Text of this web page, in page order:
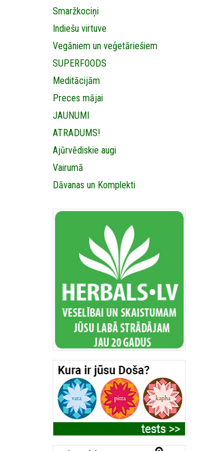
Smaržkociņi
Indiešu virtuve
Vegāniem un veģetāriešiem
SUPERFOODS
Meditācijām
Preces mājai
JAUNUMI
ATRADUMS!
Ajūrvēdiskie augi
Vairumā
Dāvanas un Komplekti